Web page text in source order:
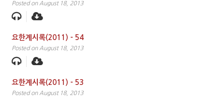
Posted on August 18, 2013
요한계시록(2011) – 54
Posted on August 18, 2013
요한계시록(2011) – 53
Posted on August 18, 2013